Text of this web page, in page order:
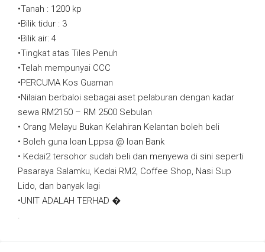
•Tanah : 1200 kp
•Bilik tidur : 3
•Bilik air: 4
•Tingkat atas Tiles Penuh
•Telah mempunyai CCC
•PERCUMA Kos Guaman
•Nilaian berbaloi sebagai aset pelaburan dengan kadar
sewa RM2150 – RM 2500 Sebulan
• Orang Melayu Bukan Kelahiran Kelantan boleh beli
• Boleh guna loan Lppsa @ loan Bank
• Kedai2 tersohor sudah beli dan menyewa di sini seperti
Pasaraya Salamku, Kedai RM2, Coffee Shop, Nasi Sup
Lido, dan banyak lagi
•UNIT ADALAH TERHAD �
.